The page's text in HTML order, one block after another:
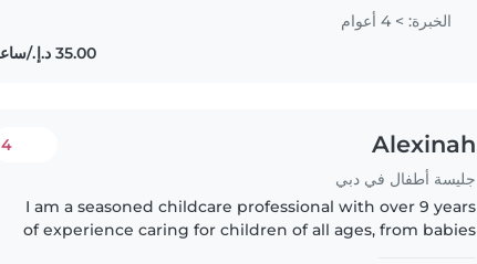
nursing..
الخبرة: > 4 أعوام
Alexinah
جليسة أطفال في دبي
4
I am a seasoned childcare professional with over 9 years
of experience caring for children of all ages, from babies